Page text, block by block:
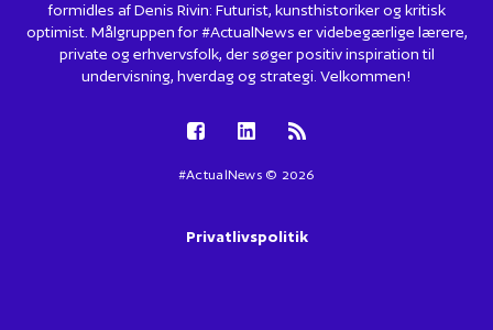
formidles af Denis Rivin: Futurist, kunsthistoriker og kritisk
optimist. Målgruppen for #ActualNews er videbegærlige lærere,
private og erhvervsfolk, der søger positiv inspiration til
undervisning, hverdag og strategi. Velkommen!
#ActualNews © 2026
Privatlivspolitik